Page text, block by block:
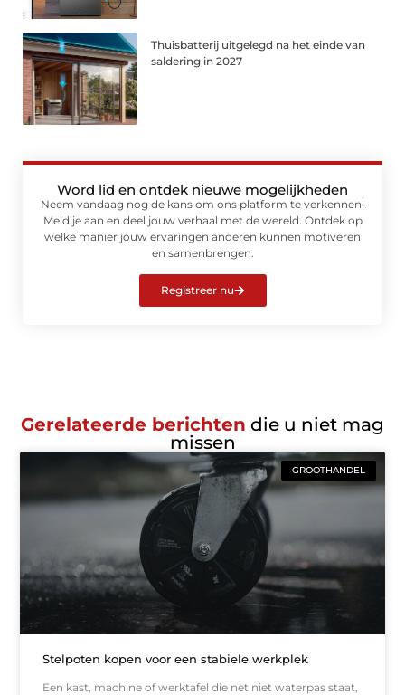
Thuisbatterij uitgelegd na het einde van
saldering in 2027
Word lid en ontdek nieuwe mogelijkheden
Neem vandaag nog de kans om ons platform te verkennen!
Meld je aan en deel jouw verhaal met de wereld. Ontdek op
welke manier jouw ervaringen anderen kunnen motiveren
en samenbrengen.
Registreer nu
Gerelateerde berichten die u niet mag
missen
GROOTHANDEL
Stelpoten kopen voor een stabiele werkplek
Een kast, machine of werktafel die net niet waterpas staat,